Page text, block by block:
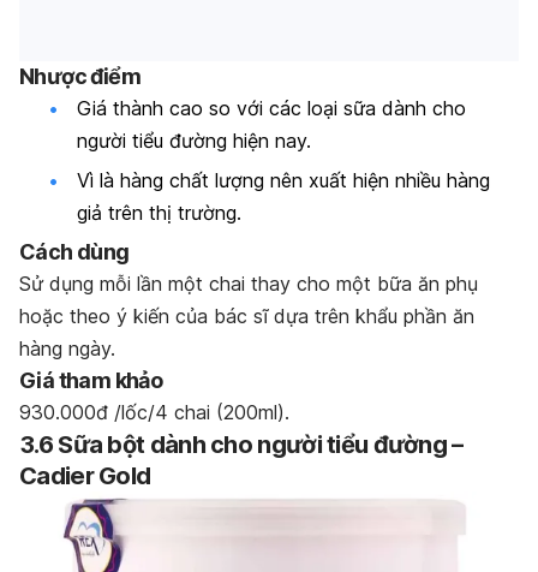
Nhược điểm
Giá thành cao so với các loại sữa dành cho
người tiểu đường hiện nay.
Vì là hàng chất lượng nên xuất hiện nhiều hàng
giả trên thị trường.
Cách dùng
Sử dụng mỗi lần một chai thay cho một bữa ăn phụ
hoặc theo ý kiến của bác sĩ dựa trên khẩu phần ăn
hàng ngày.
Giá tham khảo
930.000đ /lốc/4 chai (200ml).
3.6 Sữa bột dành cho người tiểu đường –
Cadier Gold